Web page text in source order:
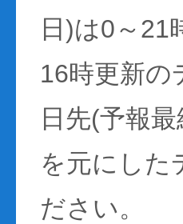
日)は0～21
16時更新の
日先(予報
を元にした
ださい。